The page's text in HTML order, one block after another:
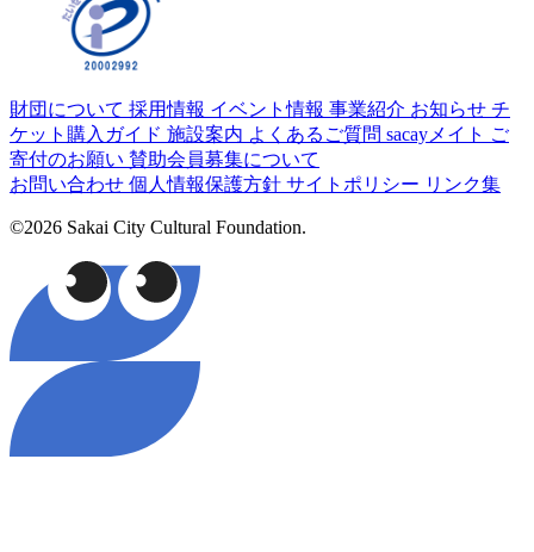
財団について 採用情報 イベント情報 事業紹介 お知らせ チ
ケット購入ガイド 施設案内 よくあるご質問 sacayメイト ご
寄付のお願い 賛助会員募集について
お問い合わせ 個人情報保護方針 サイトポリシー リンク集
©2026 Sakai City Cultural Foundation.